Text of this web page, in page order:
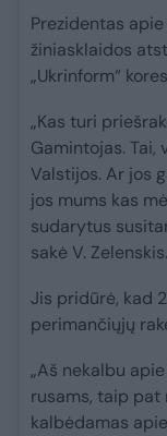
Prezidentas
žiniasklaidos
„Ukrinform“
„Kas turi
Gamintojas. Tai,
Valstijos. Ar jos
jos mums kas
sudarytus
sakė V. Zelenskis.
Jis pridūrė, kad
perimančiųjų
„Aš nekalbu
rusams, taip pat
kalbėdamas